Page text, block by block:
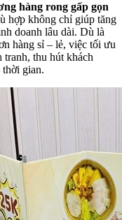
hàng rong gấp gọn
hợp không chỉ giúp tăng
doanh lâu dài. Dù là
hàng sỉ – lẻ, việc tối ưu
tranh, thu hút khách
thời gian.